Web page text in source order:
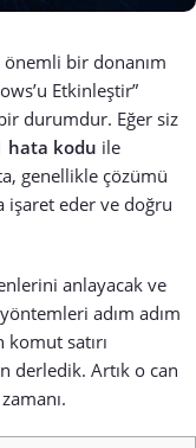
bir donanım
Etkinleştir”
bir durumdur. Eğer siz
hata kodu ile
genellikle çözümü
işaret eder ve doğru
anlayacak ve
adım adım
satırı
derledik. Artık o can